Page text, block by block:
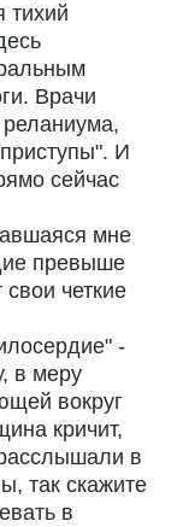
тихий
Врачи
И
сейчас
мне
превыше
четкие
-
в меру
вокруг
кричит,
в
так скажите
в